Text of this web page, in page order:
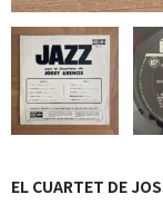
BLUE NOTE
JAZZ-EU
JAZZ-JP
J-POP
EL CUARTET DE